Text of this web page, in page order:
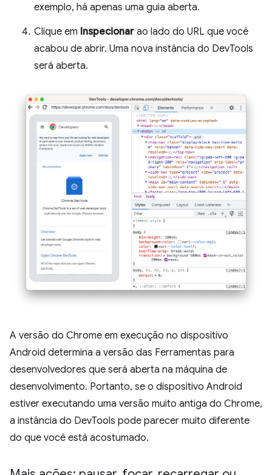
exemplo, há apenas uma guia aberta.
Clique em Inspecionar ao lado do URL que você
acabou de abrir. Uma nova instância do DevTools
será aberta.
A versão do Chrome em execução no dispositivo
Android determina a versão das Ferramentas para
desenvolvedores que será aberta na máquina de
desenvolvimento. Portanto, se o dispositivo Android
estiver executando uma versão muito antiga do Chrome,
a instância do DevTools pode parecer muito diferente
do que você está acostumado.